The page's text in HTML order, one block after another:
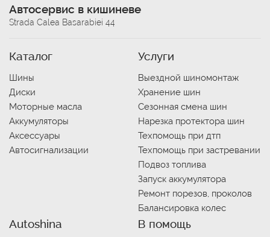
Автосервис в кишиневе
Strada Calea Basarabiei 44
Каталог
Шины
Диски
Моторные масла
Аккумуляторы
Аксессуары
Автосигнализации
Услуги
Выездной шиномонтаж
Хранение шин
Сезонная смена шин
Нарезка протектора шин
Техпомощь при дтп
Техпомощь при застревании
Подвоз топлива
Запуск аккумулятора
Ремонт порезов, проколов
Балансировка колес
Autoshina В помощь